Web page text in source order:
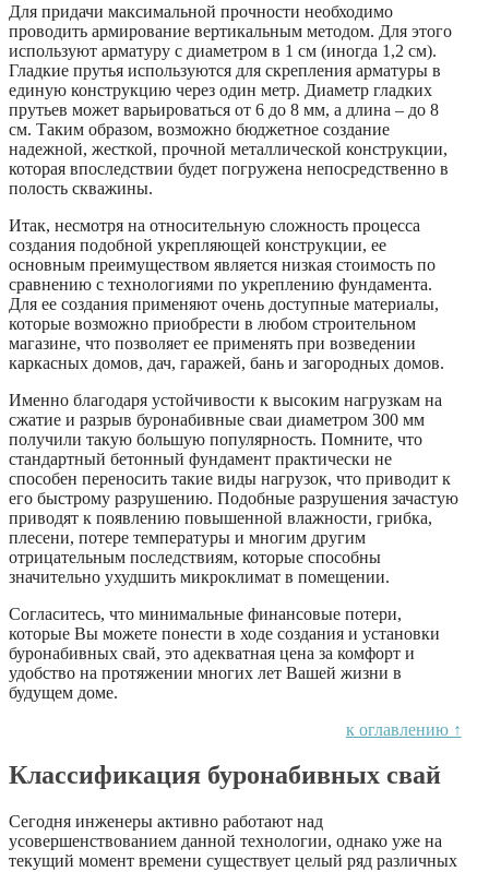
Для придачи максимальной прочности необходимо
проводить армирование вертикальным методом. Для этого
используют арматуру с диаметром в 1 см (иногда 1,2 см).
Гладкие прутья используются для скрепления арматуры в
единую конструкцию через один метр. Диаметр гладких
прутьев может варьироваться от 6 до 8 мм, а длина – до 8
см. Таким образом, возможно бюджетное создание
надежной, жесткой, прочной металлической конструкции,
которая впоследствии будет погружена непосредственно в
полость скважины.
Итак, несмотря на относительную сложность процесса
создания подобной укрепляющей конструкции, ее
основным преимуществом является низкая стоимость по
сравнению с технологиями по укреплению фундамента.
Для ее создания применяют очень доступные материалы,
которые возможно приобрести в любом строительном
магазине, что позволяет ее применять при возведении
каркасных домов, дач, гаражей, бань и загородных домов.
Именно благодаря устойчивости к высоким нагрузкам на
сжатие и разрыв буронабивные сваи диаметром 300 мм
получили такую большую популярность. Помните, что
стандартный бетонный фундамент практически не
способен переносить такие виды нагрузок, что приводит к
его быстрому разрушению. Подобные разрушения зачастую
приводят к появлению повышенной влажности, грибка,
плесени, потере температуры и многим другим
отрицательным последствиям, которые способны
значительно ухудшить микроклимат в помещении.
Согласитесь, что минимальные финансовые потери,
которые Вы можете понести в ходе создания и установки
буронабивных свай, это адекватная цена за комфорт и
удобство на протяжении многих лет Вашей жизни в
будущем доме.
к оглавлению ↑
Классификация буронабивных свай
Сегодня инженеры активно работают над
усовершенствованием данной технологии, однако уже на
текущий момент времени существует целый ряд различных